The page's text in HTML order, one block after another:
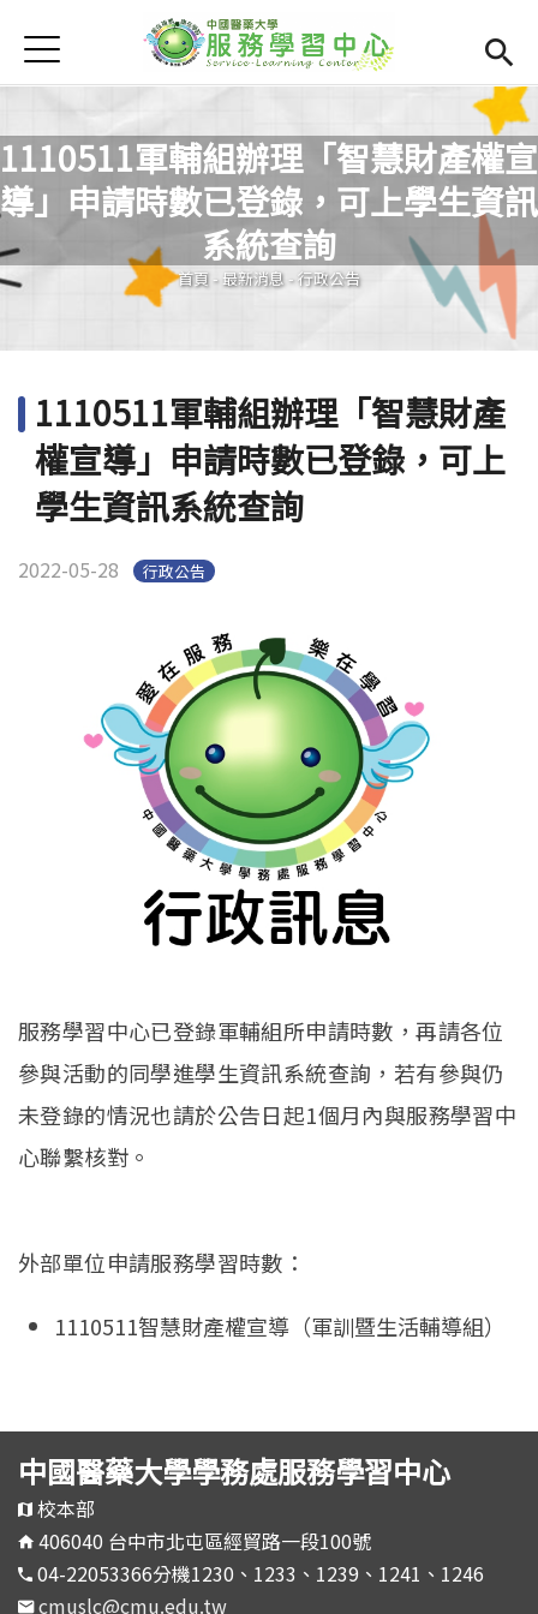
首頁
學務處首頁(link is external)
Open
服學資訊
Open
最新消息
Open submenu (相關連結)
相關連結
Open submenu (活動集錦)
Open submenu (服務智庫)
服務智庫
服學專刊
Jump to Navigation
Jump to Main content
1110511軍輔組辦理「智慧財產權宣
導」申請時數已登錄，可上學生資訊
系統查詢
您在這裡
首頁 - 最新消息 -行政公告
1110511軍輔組辦理「智慧財產
權宣導」申請時數已登錄，可上
學生資訊系統查詢
2022-05-28 行政公告
服務學習中心已登錄軍輔組所申請時數，再請各位
參與活動的同學進學生資訊系統查詢，若有參與仍
未登錄的情況也請於公告日起1個月內與服務學習中
心聯繫核對。
外部單位申請服務學習時數：
1110511智慧財產權宣導（軍訓暨生活輔導組）
中國醫藥大學學務處服務學習中心
校本部
406040 台中市北屯區經貿路一段100號
04-22053366分機1230、1233、1239、1241、1246
cmuslc@cmu.edu.tw